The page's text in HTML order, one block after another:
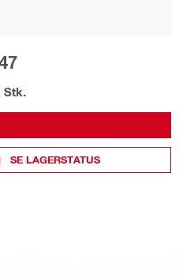
Stk.
SE LAGERSTATUS